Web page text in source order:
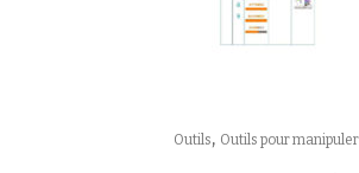
Outils, Outils pour manipuler